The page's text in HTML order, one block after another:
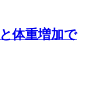
体重増加で